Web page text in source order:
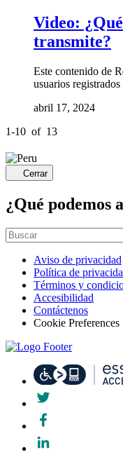
Video:
transmite?
Este contenido de
usuarios
abril 17, 2024
1-10 of 13
Cerrar
¿Qué podemos
Buscar
por
Aviso de privacidad
Política de
Términos y
Accesibilidad
Contáctenos
Cookie Preferences